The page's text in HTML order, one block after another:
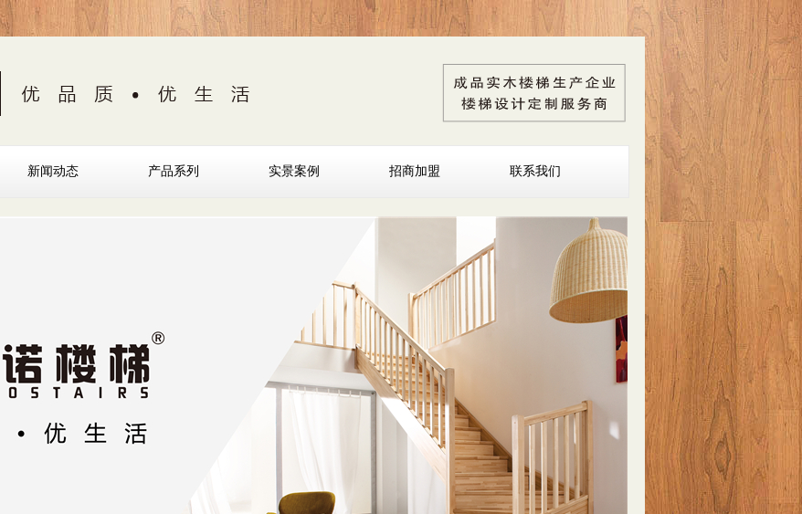
新闻动态 产品系列 实景案例 招商加盟 联系我们